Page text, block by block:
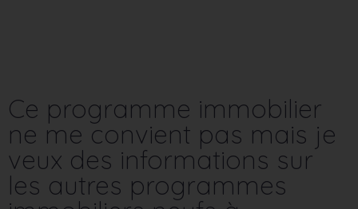
Ce programme immobilier
ne me convient pas mais je
veux des informations sur
les autres programmes